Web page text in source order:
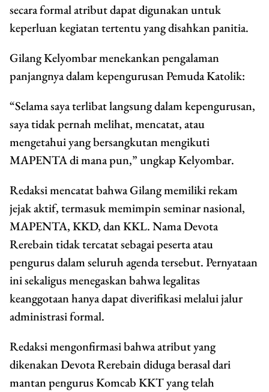
secara formal atribut dapat digunakan untuk
keperluan kegiatan tertentu yang disahkan panitia.
Gilang Kelyombar menekankan pengalaman
panjangnya dalam kepengurusan Pemuda Katolik:
“Selama saya terlibat langsung dalam kepengurusan,
saya tidak pernah melihat, mencatat, atau
mengetahui yang bersangkutan mengikuti
MAPENTA di mana pun,” ungkap Kelyombar.
Redaksi mencatat bahwa Gilang memiliki rekam
jejak aktif, termasuk memimpin seminar nasional,
MAPENTA, KKD, dan KKL. Nama Devota
Rerebain tidak tercatat sebagai peserta atau
pengurus dalam seluruh agenda tersebut. Pernyataan
ini sekaligus menegaskan bahwa legalitas
keanggotaan hanya dapat diverifikasi melalui jalur
administrasi formal.
Redaksi mengonfirmasi bahwa atribut yang
dikenakan Devota Rerebain diduga berasal dari
mantan pengurus Komcab KKT yang telah